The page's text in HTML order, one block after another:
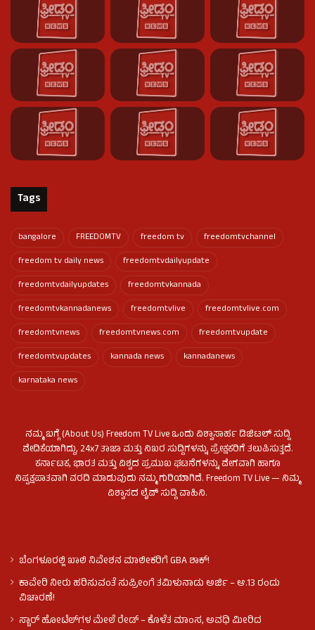
Tags
bangalore FREEDOMTV freedom tv
freedomtvchannel
freedom tv daily news
freedomtvdailyupdate
freedomtvdailyupdates
freedomtvkannada
freedomtvkannadanews
freedomtvlive
freedomtvlive.com
freedomtvnews
freedomtvnews.com
freedomtvupdate
freedomtvupdates
kannada news
kannadanews
karnataka news
ನಮ್ಮ ಬಗ್ಗೆ (About Us) Freedom TV Live ಒಂದು ವಿಶ್ವಾಸಾರ್ಹ ಡಿಜಿಟಲ್ ಸುದ್ದಿ
ವೇದಿಕೆಯಾಗಿದ್ದು, 24x7 ತಾಜಾ ಮತ್ತು ನಿಖರ ಸುದ್ದಿಗಳನ್ನು ಪ್ರೇಕ್ಷಕರಿಗೆ ತಲುಪಿಸುತ್ತದೆ.
ಕರ್ನಾಟಕ, ಭಾರತ ಮತ್ತು ವಿಶ್ವದ ಪ್ರಮುಖ ಘಟನೆಗಳನ್ನು ವೇಗವಾಗಿ ಹಾಗೂ
ನಿಷ್ಪಕ್ಷಪಾತವಾಗಿ ವರದಿ ಮಾಡುವುದು ನಮ್ಮ ಗುರಿಯಾಗಿದೆ. Freedom TV Live — ನಿಮ್ಮ
ವಿಶ್ವಾಸದ ಲೈವ್ ಸುದ್ದಿ ವಾಹಿನಿ.
ಬೆಂಗಳೂರಲ್ಲಿ ಖಾಲಿ ನಿವೇಶನ ಮಾಲೀಕರಿಗೆ GBA ಶಾಕ್!
ಕಾವೇರಿ ನೀರು ಹರಿಸುವಂತೆ ಸುಪ್ರೀಂಗೆ ತಮಿಳುನಾಡು ಅರ್ಜಿ – ಆ.13 ರಂದು
ವಿಚಾರಣೆ!
ಸ್ಟಾರ್ ಹೋಟೆಲ್​​​ಗಳ ಮೇಲೆ ರೇಡ್ – ಕೊಳೆತ ಮಾಂಸ, ಅವಧಿ ಮೀರಿದ